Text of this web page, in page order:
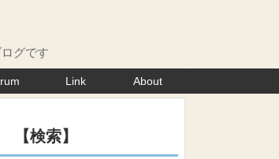
グです
Link About
【検索】